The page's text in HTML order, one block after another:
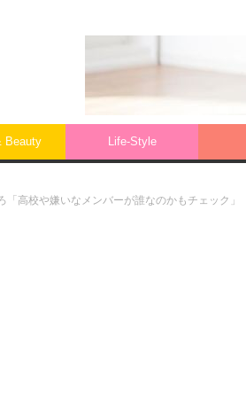
Beauty Life‐Style
「高校や嫌いなメンバーが誰なのかもチェック」